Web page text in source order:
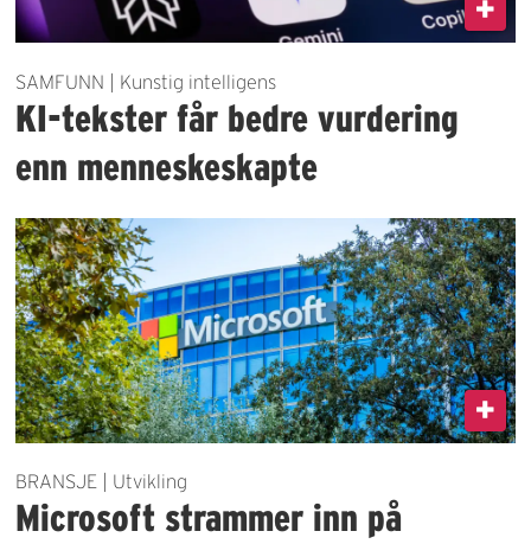
SAMFUNN | Kunstig intelligens
KI-tekster får bedre vurdering
enn menneskeskapte
BRANSJE | Utvikling
Microsoft strammer inn på